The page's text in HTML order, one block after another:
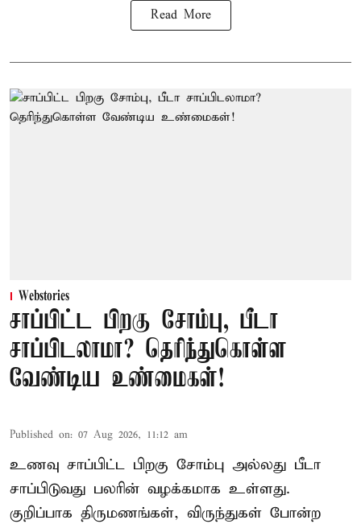
Read More
Webstories
சாப்பிட்ட பிறகு சோம்பு, பீடா
சாப்பிடலாமா? தெரிந்துகொள்ள
வேண்டிய உண்மைகள்!
Published on: 07 Aug 2026, 11:12 am
உணவு சாப்பிட்ட பிறகு சோம்பு அல்லது பீடா
சாப்பிடுவது பலரின் வழக்கமாக உள்ளது.
குறிப்பாக திருமணங்கள், விருந்துகள் போன்ற